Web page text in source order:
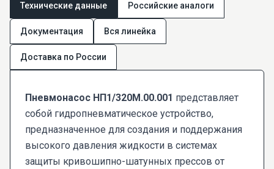
Технические данные Российские аналоги
Документация Вся линейка
Доставка по России
Пневмонасос НП1/320М.00.001 представляет
собой гидропневматическое устройство,
предназначенное для создания и поддержания
высокого давления жидкости в системах
защиты кривошипно-шатунных прессов от